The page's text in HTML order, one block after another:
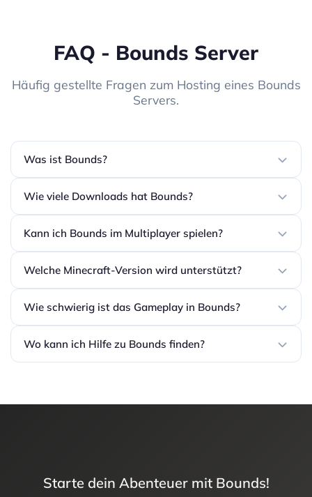
FAQ - Bounds Server
Häufig gestellte Fragen zum Hosting eines Bounds
Servers.
Was ist Bounds?
Wie viele Downloads hat Bounds?
Kann ich Bounds im Multiplayer spielen?
Welche Minecraft-Version wird unterstützt?
Wie schwierig ist das Gameplay in Bounds?
Wo kann ich Hilfe zu Bounds finden?
Starte dein Abenteuer mit Bounds!